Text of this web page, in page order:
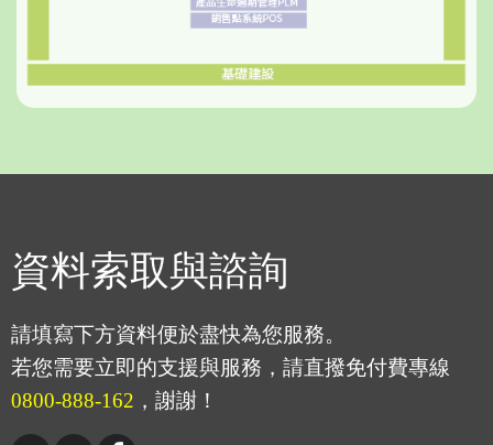
資料索取與諮詢
請填寫下方資料便於盡快為您服務。
若您需要立即的支援與服務，請直撥免付費專線
0800-888-162 ，謝謝！